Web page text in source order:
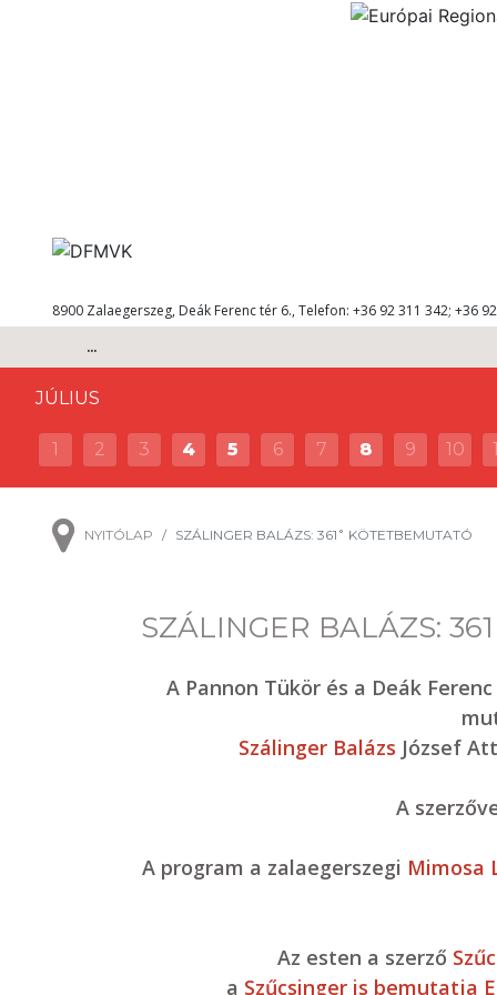
8900 Zalaegerszeg, Deák Ferenc tér 6., Telefon: +36 92 311 342; +36
...
JÚLIUS
1 2 3 4 5 6 7 8 9 10
NYITÓLAP SZÁLINGER BALÁZS: 361˚ KÖTETBEMUTATÓ
SZÁLINGER BALÁZS:
A Pannon Tükör és a Deák
Szálinger Balázs József
A
A program a zalaegerszegi Mimosa
Az esten a szerző
a Szűcsinger is bemutatja